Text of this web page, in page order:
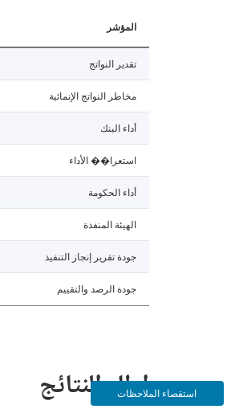
المؤشر
تقدير النواتج
مخاطر النواتج الإنمائية
أداء البنك
استعرا�� الأداء
أداء الحكومة
الهيئة المنفذة
جودة تقرير إنجاز التنفيذ
جودة الرصد والتقييم
إطار النتائجاستقصاء الملاحظات